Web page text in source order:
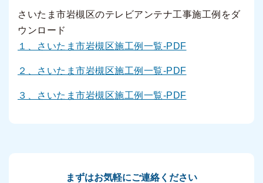
さいたま市岩槻区のテレビアンテナ工事施工例をダ
ウンロード
１、さいたま市岩槻区施工例一覧-PDF
２、さいたま市岩槻区施工例一覧-PDF
３、さいたま市岩槻区施工例一覧-PDF
まずはお気軽にご連絡ください